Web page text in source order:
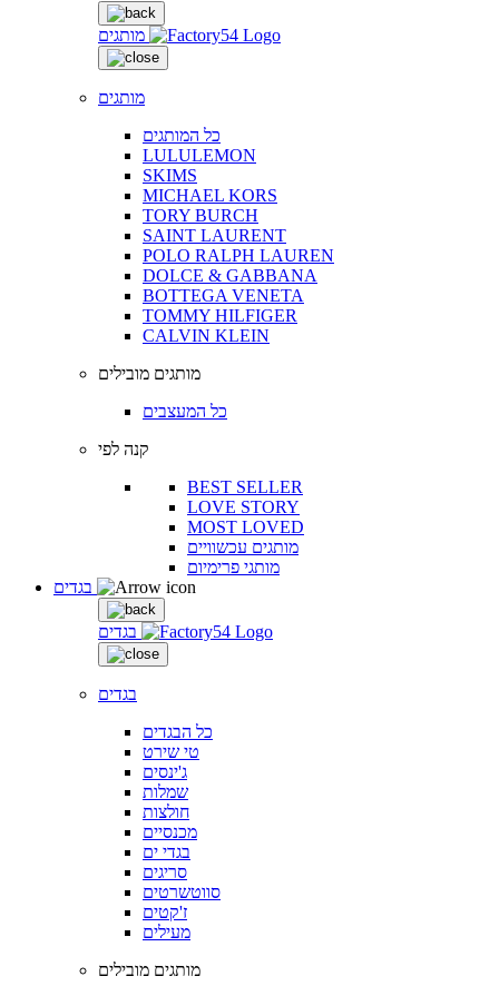
מותגים
מותגים
כל המותגים
LULULEMON
SKIMS
MICHAEL KORS
TORY BURCH
SAINT LAURENT
POLO RALPH LAUREN
DOLCE & GABBANA
BOTTEGA VENETA
TOMMY HILFIGER
CALVIN KLEIN
מותגים מובילים
כל המעצבים
קנה לפי
BEST SELLER
LOVE STORY
MOST LOVED
מותגים עכשוויים
מותגי פרימיום
בגדים
בגדים
כל הבגדים
טי שירט
ג'ינסים
שמלות
חולצות
מכנסיים
בגדי ים
סריגים
סווטשרטים
ז'קטים
מעילים
מותגים מובילים